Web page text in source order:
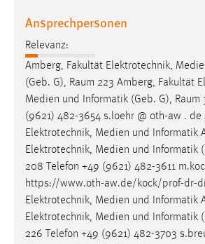
Ansprechpersonen
Relevanz:
Amberg, Fakultät Elektrotechnik,
(Geb. G), Raum 223 Amberg, Fakultät
Medien und Informatik (Geb. G), Raum
(9621) 482-3654 s.loehr @ oth-aw . de
Elektrotechnik, Medien und Informatik
Elektrotechnik, Medien und Informatik
208 Telefon +49 (9621) 482-3611
https://www.oth-aw.de/kock/prof-dr-
Elektrotechnik, Medien und Informatik
Elektrotechnik, Medien und Informatik
226 Telefon +49 (9621) 482-3703